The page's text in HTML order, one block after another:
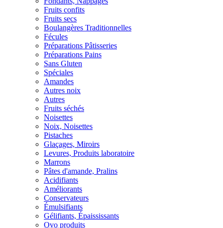
Fruits confits
Fruits secs
Boulangères Traditionnelles
Fécules
Préparations Pâtisseries
Préparations Pains
Sans Gluten
Spéciales
Amandes
Autres noix
Autres
Fruits séchés
Noisettes
Noix, Noisettes
Pistaches
Glaçages, Miroirs
Levures, Produits laboratoire
Marrons
Pâtes d'amande, Pralins
Acidifiants
Améliorants
Conservateurs
Émulsifiants
Gélifiants, Épaississants
Ovo produits